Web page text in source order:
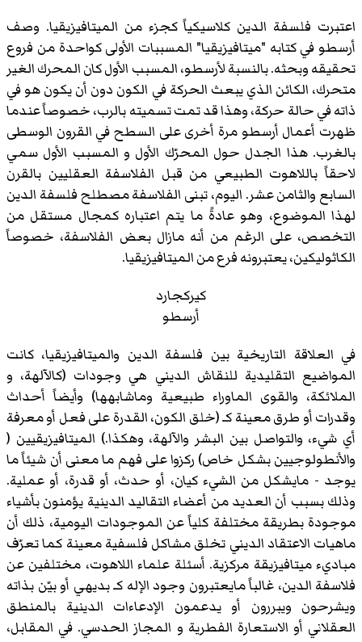
اعتبرت فلسفة الدين كلاسيكياً كجزء من الميتافيزيقيا. وصف
أرسطو في كتابه "ميتافيزيقيا" المسببات الأولى كواحدة من فروع
تحقيقه وبحثه. بالنسبة لأرسطو، المسبب الأول كان المحرك الغير
متحرك، الكائن الذي يبعث الحركة في الكون دون أن يكون هو في
ذاته في حالة حركة، وهذا قد تمت تسميته بالرب، خصوصاً عندما
ظهرت أعمال أرسطو مرة أخرى على السطح في القرون الوسطى
بالغرب. هذا الجدل حول المحرّك الأول و المسبب الأول سمي
لاحقاً باللاهوت الطبيعي من قبل الفلاسفة العقليين بالقرن
السابع والثامن عشر. اليوم، تبنى الفلاسفة مصطلح فلسفة الدين
لهذا الموضوع، وهو عادةً ما يتم اعتباره كمجال مستقل من
التخصص، على الرغم من أنه مازال بعض الفلاسفة، خصوصاً
الكاثوليكين، يعتبرونه فرع من الميتافيزيقيا.
كيركجارد
أرسطو
في العلاقة التاريخية بين فلسفة الدين والميتافيزيقيا، كانت
المواضيع التقليدية للنقاش الديني هي وجودات (كالآلهة، و
الملائكة، والقوى الماوراء طبيعية وماشابهها) وأيضاً أحداث
وقدرات أو طرق معينة كـ (خلق الكون، القدرة على فعل أو معرفة
أي شيء، والتواصل بين البشر والآلهة، وهكذا.) الميتافيزيقيين (
والأنطولوجيين بشكل خاص) ركزوا على فهم ما معنى أن شيئاً ما
يوجد - مايشكل من الشيء كيان، أو حدث، أو قدرة، أو عملية.
وذلك بسبب أن العديد من أعضاء التقاليد الدينية يؤمنون بأشياء
موجودة بطريقة مختلفة كلياً عن الموجودات اليومية، ذلك أن
ماهيات الاعتقاد الديني تخلق مشاكل فلسفية معينة كما تعرّف
مباديء ميتافيزيقة مركزية. أسئلة علماء اللاهوت، مختلفين عن
فلاسفة الدين، غالباً مايعتبرون وجود الإله كـ بديهي أو بيّن بذاته
ويشرحون ويبررون أو يدعمون الإدعاءات الدينية بالمنطق
العقلاني أو الاستعارة الفطرية و المجاز الحدسي. في المقابل،